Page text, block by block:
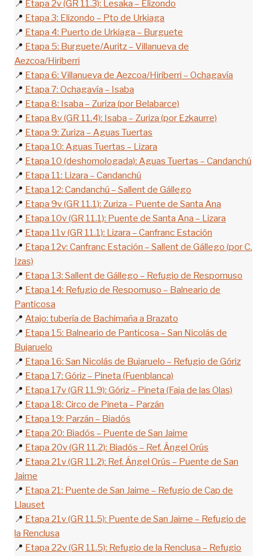
📍 Etapa 2v (GR 11.3): Lesaka – Elizondo
📍 Etapa 3: Elizondo – Pto de Urkiaga
📍 Etapa 4: Puerto de Urkiaga – Burguete
📍 Etapa 5: Burguete/Auritz – Villanueva de
Aezcoa/Hiriberri
📍 Etapa 6: Villanueva de Aezcoa/Hiriberri – Ochagavía
📍 Etapa 7: Ochagavía – Isaba
📍 Etapa 8: Isaba – Zuriza (por Belabarce)
📍 Etapa 8v (GR 11.4): Isaba – Zuriza (por Ezkaurre)
📍 Etapa 9: Zuriza – Aguas Tuertas
📍 Etapa 10: Aguas Tuertas – Lizara
📍 Etapa 10 (deshomologada): Aguas Tuertas – Candanchú
📍 Etapa 11: Lizara – Candanchú
📍 Etapa 12: Candanchú – Sallent de Gállego
📍 Etapa 9v (GR 11.1): Zuriza – Puente de Santa Ana
📍 Etapa 10v (GR 11.1): Puente de Santa Ana – Lizara
📍 Etapa 11v (GR 11.1): Lizara – Canfranc Estación
📍 Etapa 12v: Canfranc Estación – Sallent de Gállego (por C.
Izas)
📍 Etapa 13: Sallent de Gállego – Refugio de Respomuso
📍 Etapa 14: Refugio de Respomuso – Balneario de
Panticosa
📍 Atajo: tubería de Bachimaña a Brazato
📍 Etapa 15: Balneario de Panticosa – San Nicolás de
Bujaruelo
📍 Etapa 16: San Nicolás de Bujaruelo – Refugio de Góriz
📍 Etapa 17: Góriz – Pineta (Fuenblanca)
📍 Etapa 17v (GR 11.9): Góriz – Pineta (Faja de las Olas)
📍 Etapa 18: Circo de Pineta – Parzán
📍 Etapa 19: Parzán – Biadós
📍 Etapa 20: Biadós – Puente de San Jaime
📍 Etapa 20v (GR 11.2): Biadós – Ref. Ángel Orús
📍 Etapa 21v (GR 11.2): Ref. Ángel Orús – Puente de San
Jaime
📍 Etapa 21: Puente de San Jaime – Refugio de Cap de
Llauset
📍 Etapa 21v (GR 11.5): Puente de San Jaime – Refugio de
la Renclusa
📍 Etapa 22v (GR 11.5): Refugio de la Renclusa – Refugio